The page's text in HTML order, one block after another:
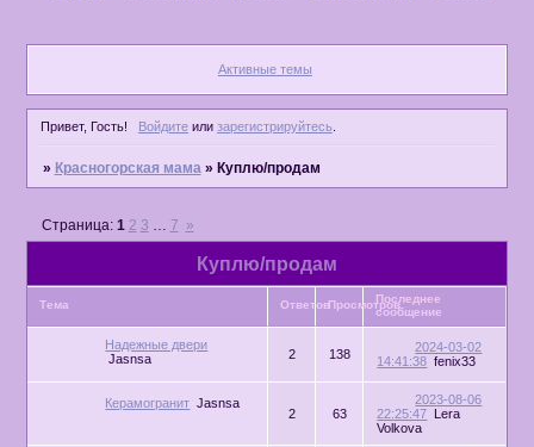
Активные темы
Привет, Гость! Войдитеили зарегистрируйтесь.
» Красногорская мама » Куплю/продам
Куплю/продам
Страница: 1 2 3 … 7 »
Тема ОтветовПросмотровПоследнее
сообщение
Надежные двери
Jasnsa
2 138
2024-03-02
14:41:38 fenix33
Керамогранит Jasnsa
2 63
2023-08-06
22:25:47
Lera
Volkova